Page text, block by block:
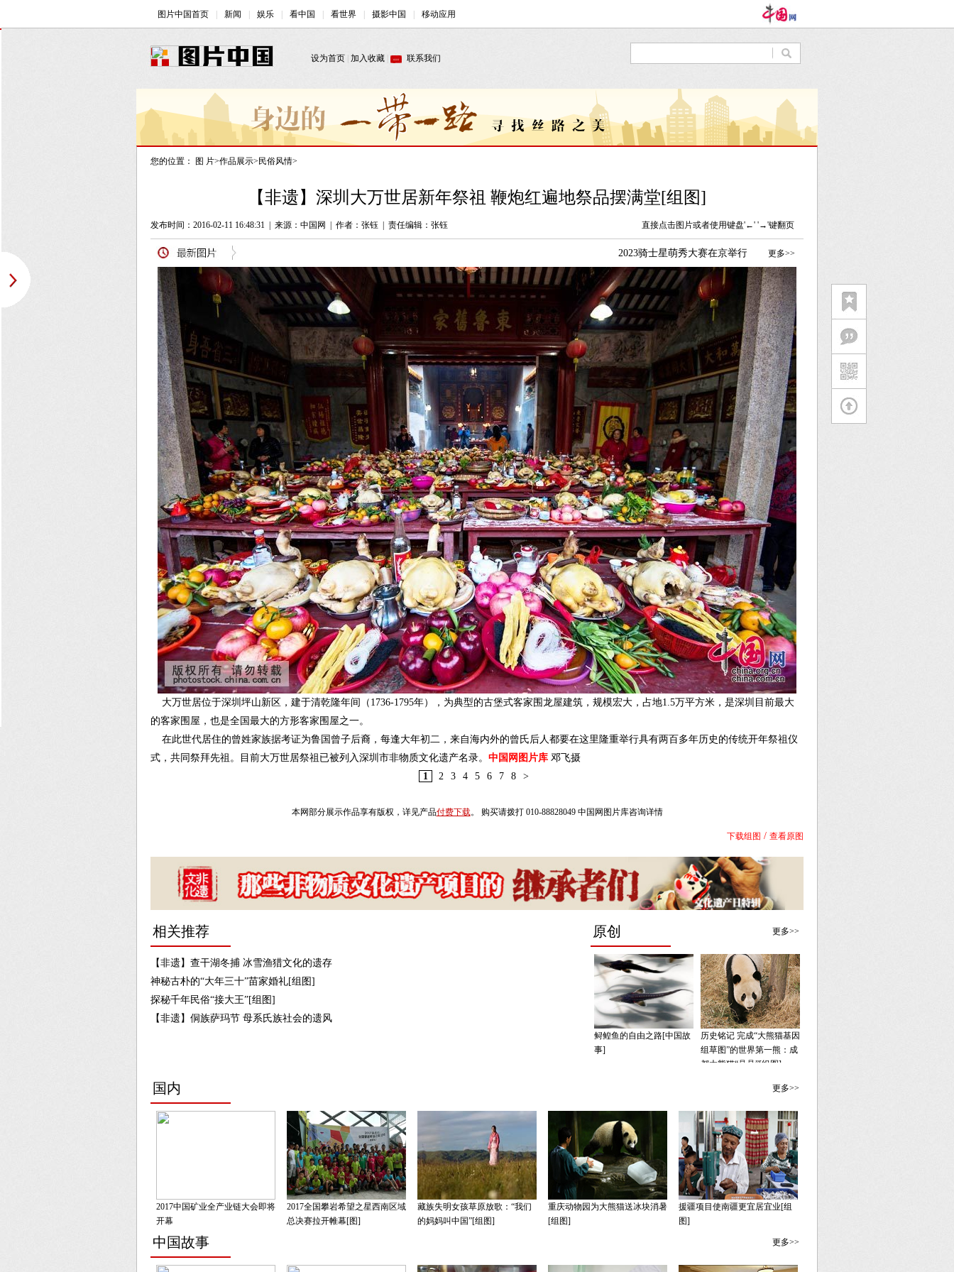
您的位置： 图 片>作品展示> 民俗风情>
【非遗】深圳大万世居新年祭祖 鞭炮红遍地祭品摆满堂[组图]
发布时间：2016-02-11 16:48:31 来源：中国网 作者：张钰 责任编辑：张钰 直接点击图片或者使用键盘'←' '→'键翻页
大万世居位于深圳坪山新区，建于清乾隆年间（1736-1795年），为典型的古堡式客家围龙屋建筑，规模宏大，占地1.5万平方米，是深圳目前最大
的客家围屋，也是全国最大的方形客家围屋之一。
在此世代居住的曾姓家族据考证为鲁国曾子后裔，每逢大年初二，来自海内外的曾氏后人都要在这里隆重举行具有两百多年历史的传统开年祭祖仪
式，共同祭拜先祖。目前大万世居祭祖已被列入深圳市非物质文化遗产名录。 中国网图片库 邓飞摄
1
2 3 4 5 6 7 8 >
本网部分展示作品享有版权，详见产品付费下载。 购买请拨打 010-88828049 中国网图片库咨询详情
下载组图 / 查看原图
相关推荐
【非遗】查干湖冬捕 冰雪渔猎文化的遗存
神秘古朴的“大年三十”苗家婚礼[组图]
探秘千年民俗“接大王”[组图]
【非遗】侗族萨玛节 母系氏族社会的遗风